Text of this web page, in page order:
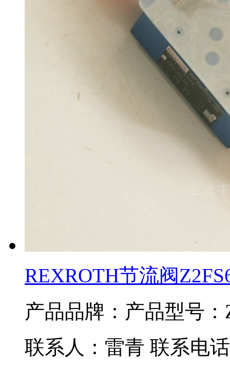
REXROTH节流阀
产品品牌： 产品型号：
联系人：雷青 联系电